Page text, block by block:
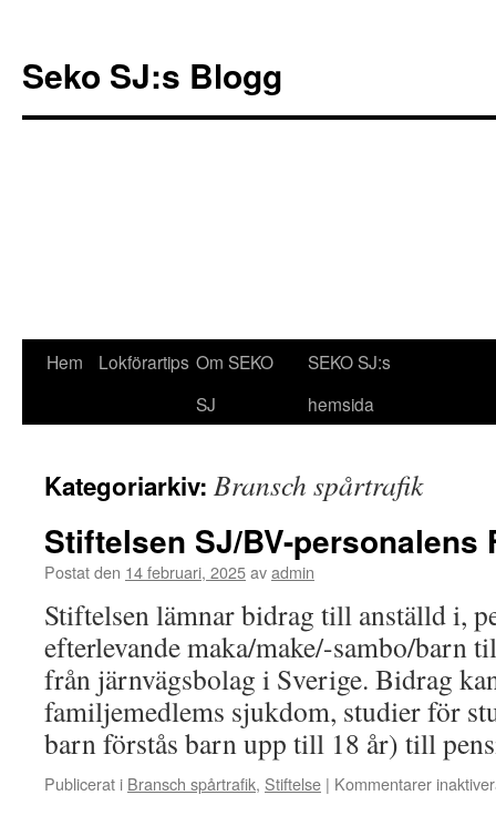
Seko SJ:s Blogg
GåHem Lokförartips Om SEKO
SJ
SEKO SJ:s
hemsida
Kategoriarkiv: Bransch spårtrafik
Stiftelsen SJ/BV-personalens
Postat den 14 februari, 2025avadmin
Stiftelsen lämnar bidrag till anställd i,
efterlevande maka/make/-sambo/barn
från järnvägsbolag i Sverige. Bidrag
familjemedlems sjukdom, studier för
barn förstås barn upp till 18 år) till
Publicerat i Bransch spårtrafik, Stiftelse | Kommentarer